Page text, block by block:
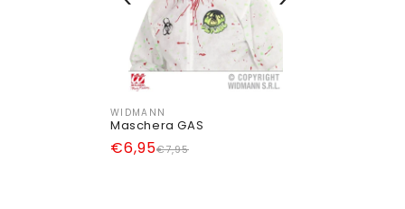
Produttore:
WIDMANN
Maschera GAS
Prezzo€7,95
Prezzo
€6,95